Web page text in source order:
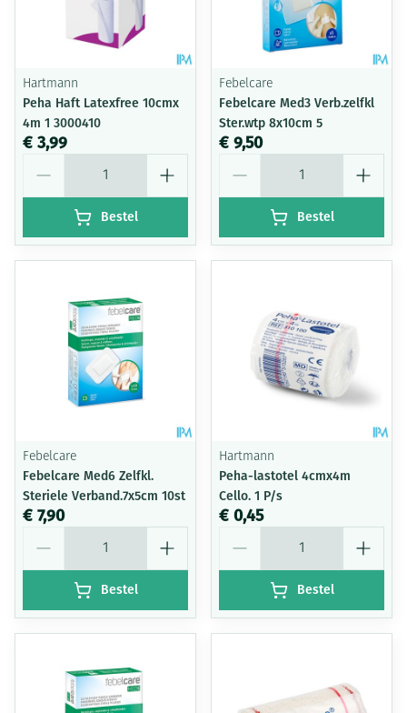
Hartmann
Peha Haft Latexfree 10cmx
4m 1 3000410
€ 3,99
Bestel
Febelcare
Febelcare Med3 Verb.zelfkl
Ster.wtp 8x10cm 5
€ 9,50
Bestel
Febelcare
Febelcare Med6 Zelfkl.
Steriele Verband.7x5cm 10st
€ 7,90
Bestel
Hartmann
Peha-lastotel 4cmx4m
Cello. 1 P/s
€ 0,45
Bestel